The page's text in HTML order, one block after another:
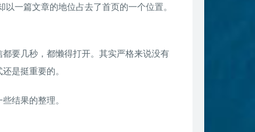
一篇文章的地位占去了首页的一个位置。
要几秒，都懒得打开。其实严格来说没有
是挺重要的。
结果的整理。